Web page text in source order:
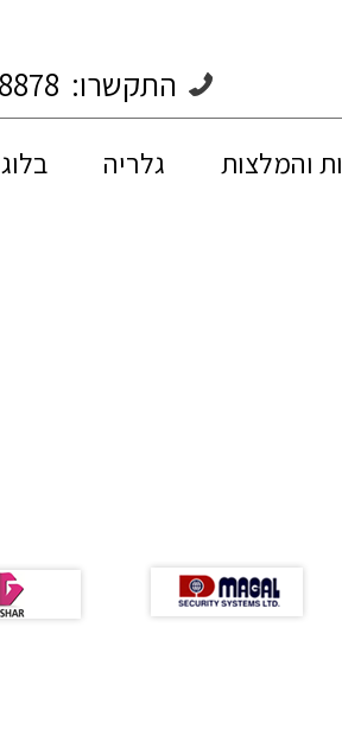
התקשרו:
והמלצות גלריה בלוג